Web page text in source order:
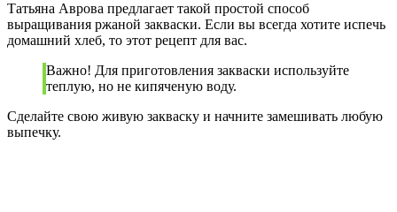
Татьяна Аврова предлагает такой простой способ
выращивания ржаной закваски. Если вы всегда хотите испечь
домашний хлеб, то этот рецепт для вас.
Важно! Для приготовления закваски используйте
теплую, но не кипяченую воду.
Сделайте свою живую закваску и начните замешивать любую
выпечку.